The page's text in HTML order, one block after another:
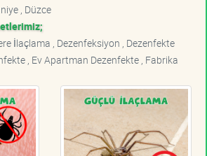
, Düzce
İlaçlama , Dezenfeksiyon , Dezenfekte
, Ev Apartman Dezenfekte , Fabrika